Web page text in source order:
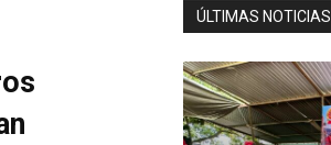
ÚLTIMAS NOTICIAS